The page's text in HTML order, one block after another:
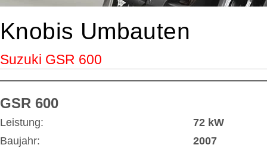
Knobis Umbauten
Suzuki GSR 600
GSR 600
Leistung:
72 kW
Baujahr:
2007